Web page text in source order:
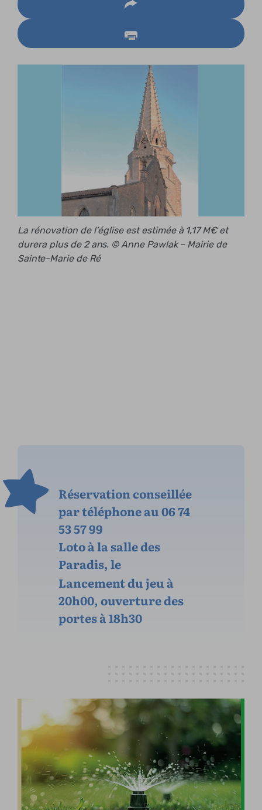
La rénovation de l’église est estimée à 1,17 M€ et
durera plus de 2 ans. © Anne Pawlak – Mairie de
Sainte-Marie de Ré
Réservation conseillée
par téléphone au 06 74
53 57 99
Loto à la salle des
Paradis, le
Lancement du jeu à
20h00, ouverture des
portes à 18h30